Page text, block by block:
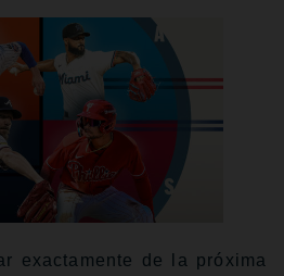
exactamente de la próxima